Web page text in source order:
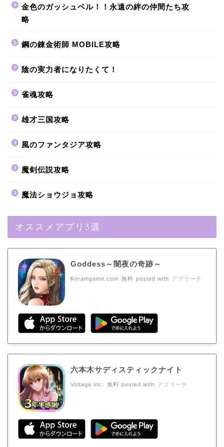
金色のガッシュベル！！永遠の絆の仲間たち攻
略
鋼の錬金術師 MOBILE攻略
陰の実力者になりたくて！
雀魂攻略
雄才三国攻略
風のファンタジア攻略
魔剣伝説攻略
魔法ショウジョ攻略
オススメアプリ3選
Goddess～闇夜の奇跡～
Koramgame.com 無料 posted with アプリーチ
六本木サディスティックナイト
Voltage inc. 無料 posted with アプリーチ